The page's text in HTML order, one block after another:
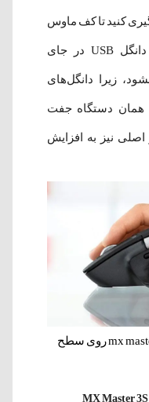
کنید تا کف ماوس
دچار ساییدگی نشود. نگهداری دانگل USB در جای
زیرا دانگل‌های
همان دستگاه جفت
نیز به افزایش
ماوس بی سیم لاجیتک مدلmx master 3s روی سطح